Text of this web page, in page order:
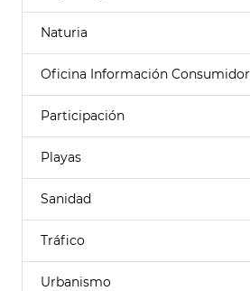
Naturia
Oficina Información Consumidor
Participación
Playas
Sanidad
Tráfico
Urbanismo